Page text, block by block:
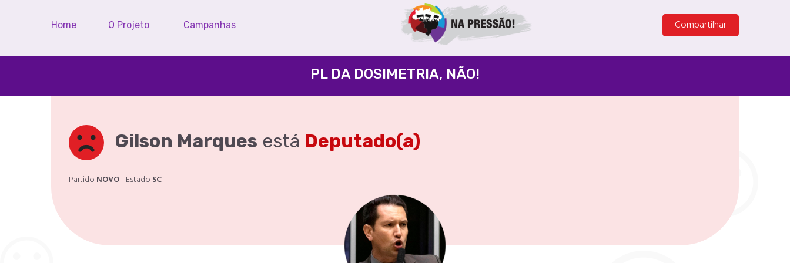
Home O Projeto Campanhas Compartilhar
PL DA DOSIMETRIA, NÃO!
Gilson Marques está Deputado(a)
Partido NOVO- Estado SC